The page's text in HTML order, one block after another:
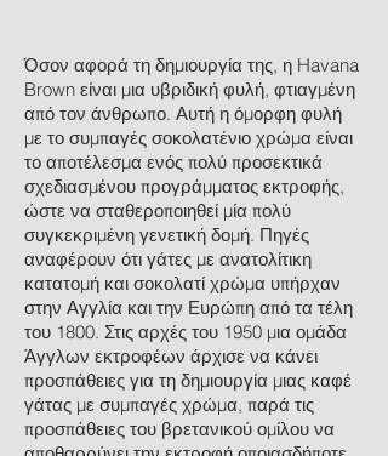
Όσον αφορά τη δημιουργία της, η Havana
Brown είναι μια υβριδική φυλή, φτιαγμένη
από τον άνθρωπο. Αυτή η όμορφη φυλή
με το συμπαγές σοκολατένιο χρώμα είναι
το αποτέλεσμα ενός πολύ προσεκτικά
σχεδιασμένου προγράμματος εκτροφής,
ώστε να σταθεροποιηθεί μία πολύ
συγκεκριμένη γενετική δομή. Πηγές
αναφέρουν ότι γάτες με ανατολίτικη
κατατομή και σοκολατί χρώμα υπήρχαν
στην Αγγλία και την Ευρώπη από τα τέλη
του 1800. Στις αρχές του 1950 μια ομάδα
Άγγλων εκτροφέων άρχισε να κάνει
προσπάθειες για τη δημιουργία μιας καφέ
γάτας με συμπαγές χρώμα, παρά τις
προσπάθειες του βρετανικού ομίλου να